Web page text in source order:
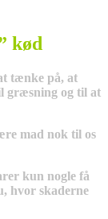
kød
tænke på, at
græsning og til at
mad nok til os
kun nogle få
hvor skaderne